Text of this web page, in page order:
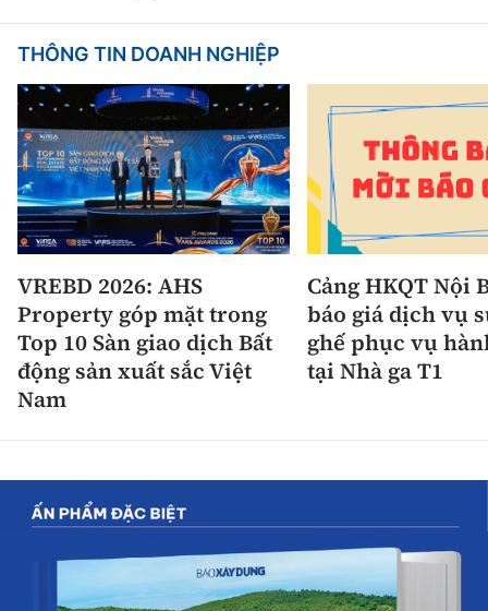
THÔNG TIN DOANH NGHIỆP
VREBD 2026: AHS
Property góp mặt trong
Top 10 Sàn giao dịch Bất
động sản xuất sắc Việt
Nam
Cảng HKQT Nội
báo giá dịch vụ
ghế phục vụ
tại Nhà ga T1